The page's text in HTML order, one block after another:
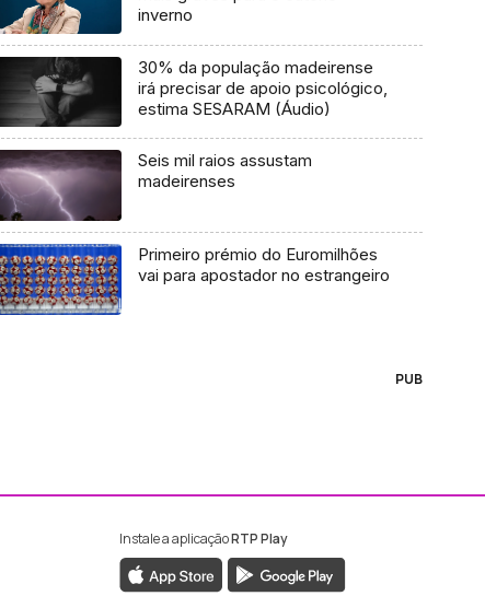
inverno
30% da população madeirense
irá precisar de apoio psicológico,
estima SESARAM (Áudio)
Seis mil raios assustam
madeirenses
Primeiro prémio do Euromilhões
vai para apostador no estrangeiro
PUB
da RTP Madeira
da RTP Madeira
Instale a aplicaçãoRTP Play